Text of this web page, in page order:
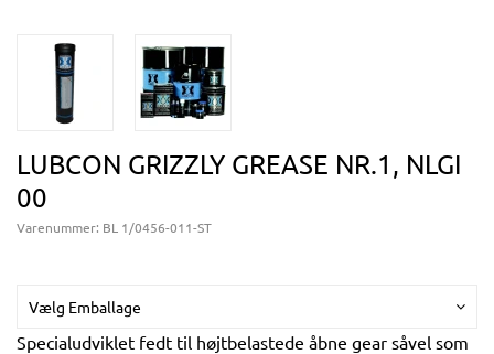
LUBCON GRIZZLY GREASE NR.1, NLGI
00
Varenummer: BL 1/0456-011-ST
Vælg Emballage
Specialudviklet fedt til højtbelastede åbne gear såvel som